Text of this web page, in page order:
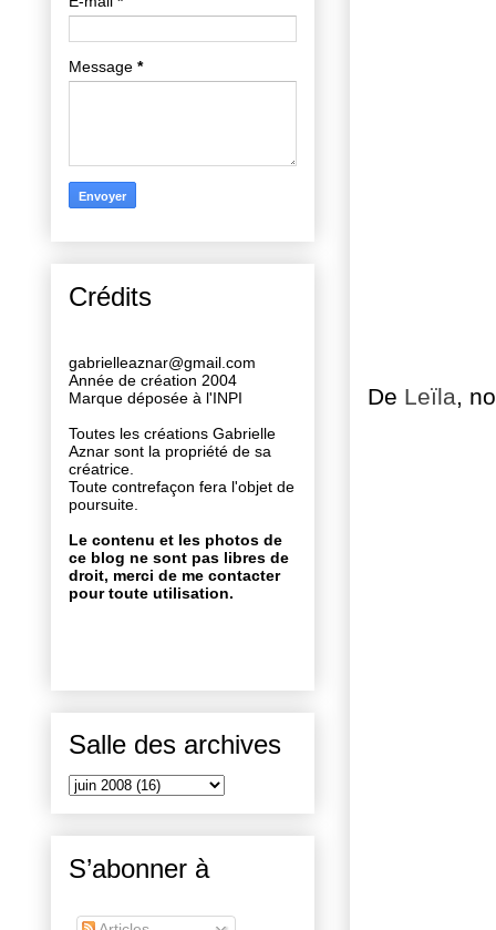
De Leïla,
Message *
Crédits
gabrielleaznar@gmail.com
Année de création 2004
Marque déposée à l'INPI
Toutes les créations Gabrielle
Aznar sont la propriété de sa
créatrice.
Toute contrefaçon fera l'objet de
poursuite.
Le contenu et les photos de
ce blog ne sont pas libres de
droit, merci de me contacter
pour toute utilisation.
Salle des archives
S’abonner à